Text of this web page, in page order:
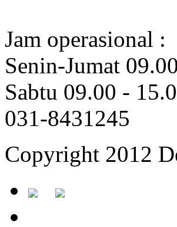
Jam operasional :
Senin-Jumat
Sabtu 09.00 -
031-8431245
Copyright 2012